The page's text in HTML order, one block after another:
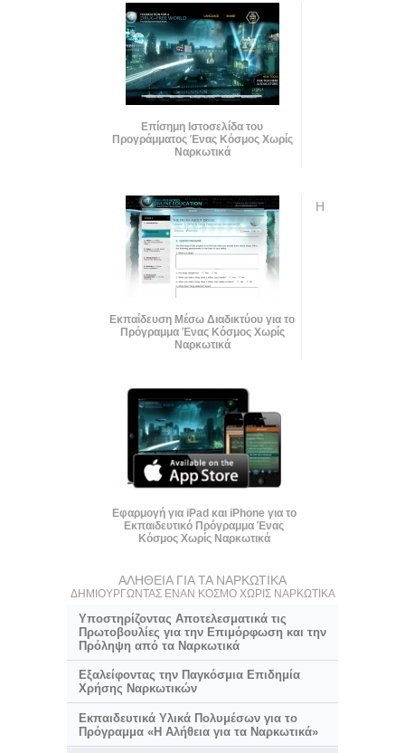
Επίσημη Ιστοσελίδα του
Προγράμματος Ένας Κόσμος Χωρίς
Ναρκωτικά
Εκπαίδευση Μέσω Διαδικτύου για το
Πρόγραμμα Ένας Κόσμος Χωρίς
Ναρκωτικά
Εφαρμογή για iPad και iPhone για το
Εκπαιδευτικό Πρόγραμμα Ένας
Κόσμος Χωρίς Ναρκωτικά
Η
ΑΛΗΘΕΙΑ ΓΙΑ ΤΑ ΝΑΡΚΩΤΙΚΑ
ΔΗΜΙΟΥΡΓΩΝΤΑΣ ΕΝΑΝ ΚΟΣΜΟ ΧΩΡΙΣ ΝΑΡΚΩΤΙΚΑ
Υποστηρίζοντας Αποτελεσματικά τις
Πρωτοβουλίες για την Επιμόρφωση και την
Πρόληψη από τα Ναρκωτικά
Εξαλείφοντας την Παγκόσμια Επιδημία
Χρήσης Ναρκωτικών
Εκπαιδευτικά Υλικά Πολυμέσων για το
Πρόγραμμα «Η Αλήθεια για τα Ναρκωτικά»